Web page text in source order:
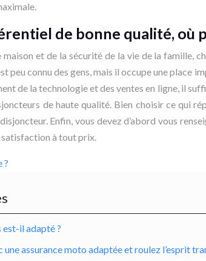
de bonne qualité, où
et de la sécurité de la vie de la
peu connu des gens, mais il occupe une place
de la technologie et des ventes en ligne, il
de haute qualité. Bien choisir ce qui
Enfin, vous devez d’abord vous
à tout prix.
?
est-il adapté ?
assurance moto adaptée et roulez l’esprit